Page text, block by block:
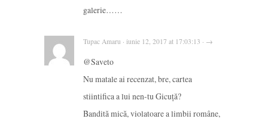
galerie……
Tupac Amaru · iunie 12, 2017 at 17:03:13 · →
@Saveto
Nu matale ai recenzat, bre, cartea
stiintifica a lui nen-tu Gicuță?
Bandită mică, violatoare a limbii române,